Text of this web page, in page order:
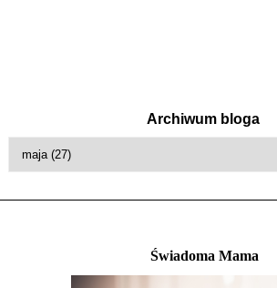
Archiwum bloga
Świadoma Mama